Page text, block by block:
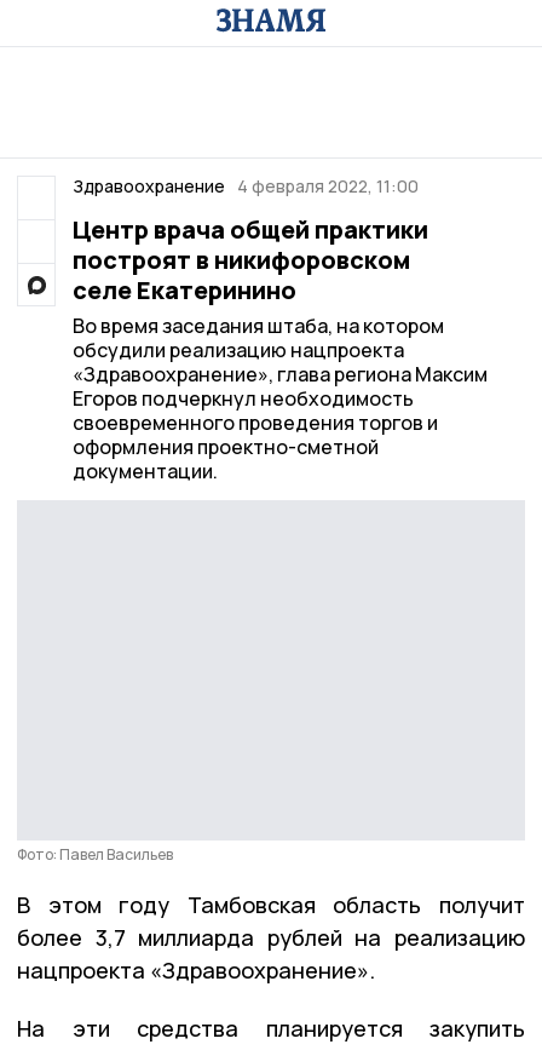
Здравоохранение 4 февраля 2022, 11:00
Центр врача общей практики
построят в никифоровском
селе Екатеринино
Во время заседания штаба, на котором
обсудили реализацию нацпроекта
«Здравоохранение», глава региона Максим
Егоров подчеркнул необходимость
своевременного проведения торгов и
оформления проектно-сметной
документации.
Фото: Павел Васильев
В этом году Тамбовская область получит
более 3,7 миллиарда рублей на реализацию
нацпроекта «Здравоохранение».
На эти средства планируется закупить